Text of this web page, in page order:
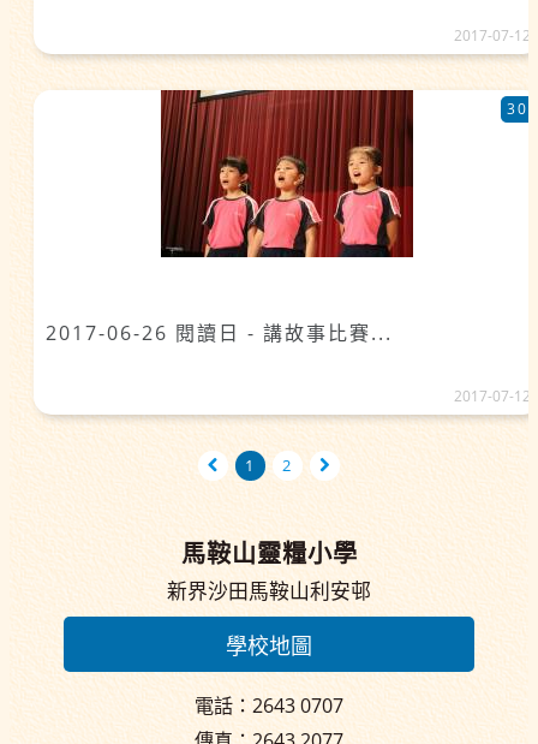
2017-07-12
2017-06-26 閱讀日 - 講故事比賽...
30
2017-07-12
1 2
馬鞍山靈糧小學
新界沙田馬鞍山利安邨
學校地圖
電話：2643 0707